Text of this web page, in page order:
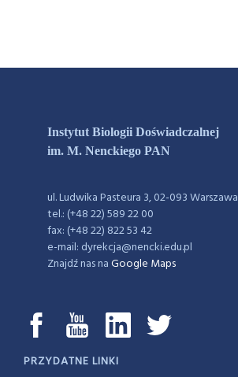
Instytut Biologii Doświadczalnej
im. M. Nenckiego PAN
ul. Ludwika Pasteura 3, 02-093 Warszawa
tel.: (+48 22) 589 22 00
fax: (+48 22) 822 53 42
e-mail: dyrekcja@nencki.edu.pl
Znajdź nas naGoogle Maps
PRZYDATNE LINKI